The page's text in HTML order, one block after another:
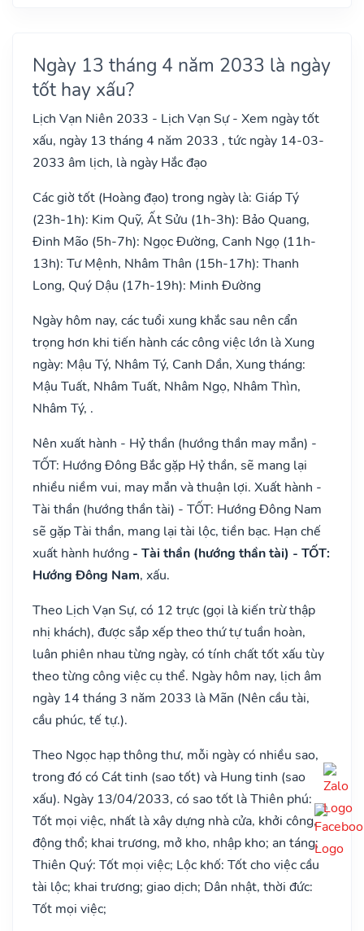
Ngày 13 tháng 4 năm 2033 là ngày
tốt hay xấu?
Lịch Vạn Niên 2033 - Lịch Vạn Sự - Xem ngày tốt
xấu, ngày 13 tháng 4 năm 2033 , tức ngày 14-03-
2033 âm lịch, là ngày Hắc đạo
Các giờ tốt (Hoàng đạo) trong ngày là: Giáp Tý
(23h-1h): Kim Quỹ, Ất Sửu (1h-3h): Bảo Quang,
Đinh Mão (5h-7h): Ngọc Đường, Canh Ngọ (11h-
13h): Tư Mệnh, Nhâm Thân (15h-17h): Thanh
Long, Quý Dậu (17h-19h): Minh Đường
Ngày hôm nay, các tuổi xung khắc sau nên cẩn
trọng hơn khi tiến hành các công việc lớn là Xung
ngày: Mậu Tý, Nhâm Tý, Canh Dần, Xung tháng:
Mậu Tuất, Nhâm Tuất, Nhâm Ngọ, Nhâm Thìn,
Nhâm Tý, .
Nên xuất hành - Hỷ thần (hướng thần may mắn) -
TỐT: Hướng Đông Bắc gặp Hỷ thần, sẽ mang lại
nhiều niềm vui, may mắn và thuận lợi. Xuất hành -
Tài thần (hướng thần tài) - TỐT: Hướng Đông Nam
sẽ gặp Tài thần, mang lại tài lộc, tiền bạc. Hạn chế
xuất hành hướng - Tài thần (hướng thần tài) - TỐT:
Hướng Đông Nam, xấu.
Theo Lịch Vạn Sự, có 12 trực (gọi là kiến trừ thập
nhị khách), được sắp xếp theo thứ tự tuần hoàn,
luân phiên nhau từng ngày, có tính chất tốt xấu tùy
theo từng công việc cụ thể. Ngày hôm nay, lịch âm
ngày 14 tháng 3 năm 2033 là Mãn (Nên cầu tài,
cầu phúc, tế tự.).
Theo Ngọc hạp thông thư, mỗi ngày có nhiều sao,
trong đó có Cát tinh (sao tốt) và Hung tinh (sao
xấu). Ngày 13/04/2033, có sao tốt là Thiên phú:
Tốt mọi việc, nhất là xây dựng nhà cửa, khởi công,
động thổ; khai trương, mở kho, nhập kho; an táng;
Thiên Quý: Tốt mọi việc; Lộc khố: Tốt cho việc cầu
tài lộc; khai trương; giao dịch; Dân nhật, thời đức:
Tốt mọi việc;